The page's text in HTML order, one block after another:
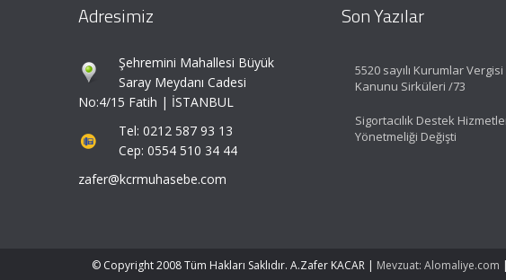
Adresimiz
Şehremini Mahallesi Büyük
Saray Meydanı Cadesi
No:4/15 Fatih | İSTANBUL
Tel: 0212 587 93 13
Cep: 0554 510 34 44
zafer@kcrmuhasebe.com
Son Yazılar
5520 sayılı Kurumlar Vergisi
Kanunu Sirküleri /73
Sigortacılık Destek
Yönetmeliği Değişti
© Copyright 2008 Tüm Hakları Saklıdır. A.Zafer KACAR | Mevzuat: Alomaliye.com |